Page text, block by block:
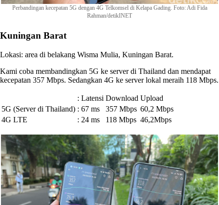
Perbandingan kecepatan 5G dengan 4G Telkomsel di Kelapa Gading. Foto: Adi Fida
Rahman/detikINET
Kuningan Barat
Lokasi: area di belakang Wisma Mulia, Kuningan Barat.
Kami coba membandingkan 5G ke server di Thailand dan mendapat
kecepatan 357 Mbps. Sedangkan 4G ke server lokal meraih 118 Mbps.
: Latensi Download Upload
5G (Server di Thailand) : 67 ms 357 Mbps 60,2 Mbps
4G LTE
: 24 ms 118 Mbps 46,2Mbps